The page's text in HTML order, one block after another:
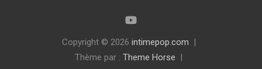
Copyright © 2026 intimepop.com
Thème par : Theme Horse